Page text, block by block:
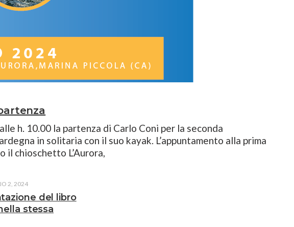
h. 10.00 la partenza di Carlo Coni per la seconda
in solitaria con il suo kayak. L’appuntamento alla prima
il chioschetto L’Aurora,
2, 2024
del libro
stessa